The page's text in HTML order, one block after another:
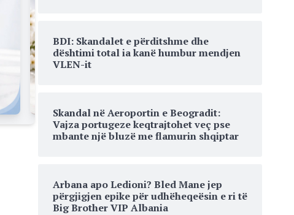
BDI: Skandalet e përditshme dhe
dështimi total ia kanë humbur mendjen
VLEN-it
Skandal në Aeroportin e Beogradit:
Vajza portugeze keqtrajtohet veç pse
mbante një bluzë me flamurin shqiptar
Arbana apo Ledioni? Bled Mane jep
përgjigjen epike për udhëheqeësin e ri të
Big Brother VIP Albania